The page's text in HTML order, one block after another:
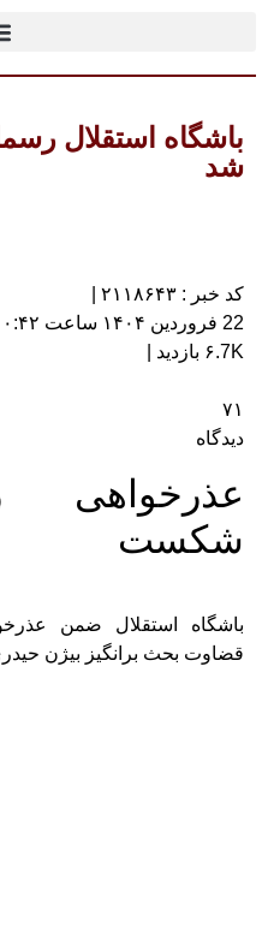
باشگاه استقلال
شد
کد خبر : ۲۱۱۸۶۴۳ |
22 فروردین ۱۴۰۴ ساعت ۱۰:۴۲ |
۶.7K بازدید |
۷۱
دیدگاه
شکست
باشگاه استقلال ضمن
قضاوت بحث برانگیز بیژن